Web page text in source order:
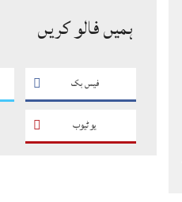
ہمیں فالو کریں
فیس بک
یو ٹیوب